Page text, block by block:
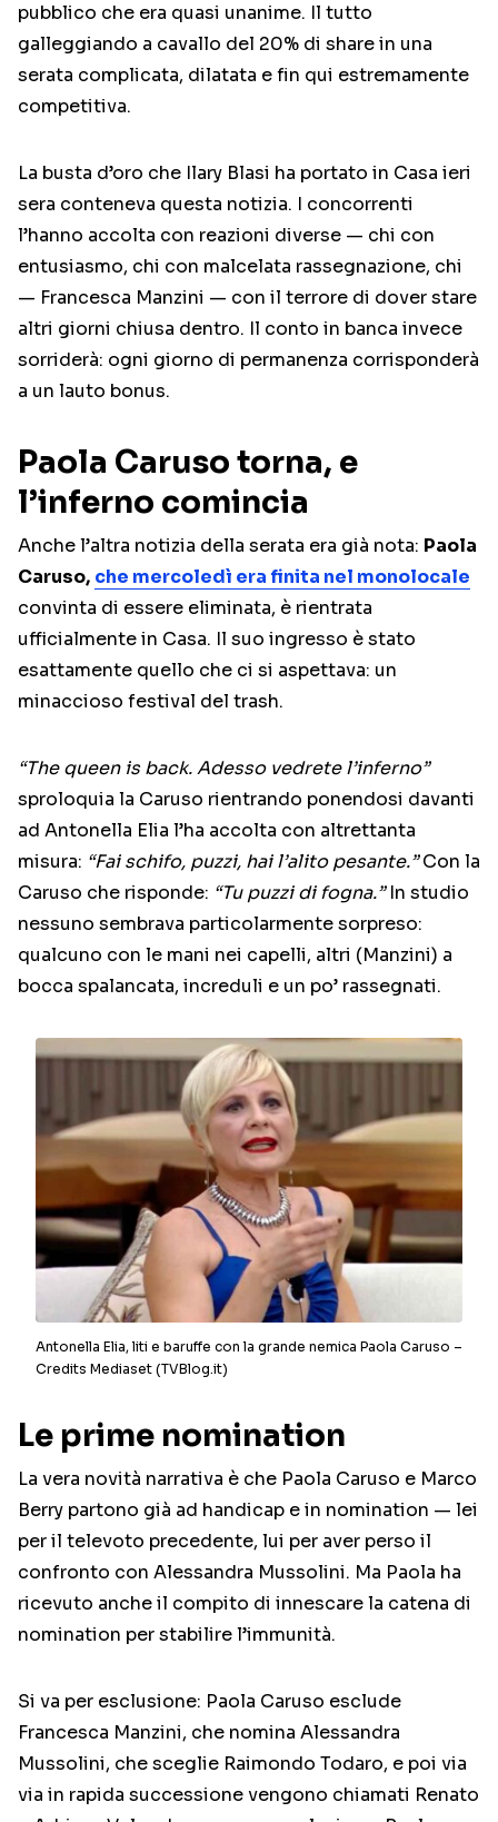
pubblico che era quasi unanime. Il tutto
galleggiando a cavallo del 20% di share in una
serata complicata, dilatata e fin qui estremamente
competitiva.
La busta d’oro che Ilary Blasi ha portato in Casa ieri
sera conteneva questa notizia. I concorrenti
l’hanno accolta con reazioni diverse — chi con
entusiasmo, chi con malcelata rassegnazione, chi
— Francesca Manzini — con il terrore di dover stare
altri giorni chiusa dentro. Il conto in banca invece
sorriderà: ogni giorno di permanenza corrisponderà
a un lauto bonus.
Paola Caruso torna, e
l’inferno comincia
Anche l’altra notizia della serata era già nota: Paola
Caruso, che mercoledì era finita nel monolocale
convinta di essere eliminata, è rientrata
ufficialmente in Casa. Il suo ingresso è stato
esattamente quello che ci si aspettava: un
minaccioso festival del trash.
“The queen is back. Adesso vedrete l’inferno”
sproloquia la Caruso rientrando ponendosi davanti
ad Antonella Elia l’ha accolta con altrettanta
misura: “Fai schifo, puzzi, hai l’alito pesante.”Con la
Caruso che risponde: “Tu puzzi di fogna.”In studio
nessuno sembrava particolarmente sorpreso:
qualcuno con le mani nei capelli, altri (Manzini) a
bocca spalancata, increduli e un po’ rassegnati.
Antonella Elia, liti e baruffe con la grande nemica Paola Caruso –
Credits Mediaset (TVBlog.it)
Le prime nomination
La vera novità narrativa è che Paola Caruso e Marco
Berry partono già ad handicap e in nomination — lei
per il televoto precedente, lui per aver perso il
confronto con Alessandra Mussolini. Ma Paola ha
ricevuto anche il compito di innescare la catena di
nomination per stabilire l’immunità.
Si va per esclusione: Paola Caruso esclude
Francesca Manzini, che nomina Alessandra
Mussolini, che sceglie Raimondo Todaro, e poi via
via in rapida successione vengono chiamati Renato